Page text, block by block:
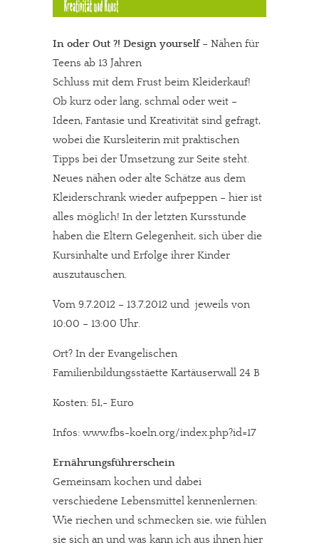
In oder Out ?! Design yourself– Nähen für
Teens ab 13 Jahren
Schluss mit dem Frust beim Kleiderkauf!
Ob kurz oder lang, schmal oder weit –
Ideen, Fantasie und Kreativität sind gefragt,
wobei die Kursleiterin mit praktischen
Tipps bei der Umsetzung zur Seite steht.
Neues nähen oder alte Schätze aus dem
Kleiderschrank wieder aufpeppen – hier ist
alles möglich! In der letzten Kursstunde
haben die Eltern Gelegenheit, sich über die
Kursinhalte und Erfolge ihrer Kinder
auszutauschen.
Vom 9.7.2012 – 13.7.2012 und jeweils von
10:00 – 13:00 Uhr.
Ort? In der Evangelischen
Familienbildungsstäette Kartäuserwall 24 B
Kosten: 51,- Euro
Infos: www.fbs-koeln.org/index.php?id=17
Ernährungsführerschein
Gemeinsam kochen und dabei
verschiedene Lebensmittel kennenlernen:
Wie riechen und schmecken sie, wie fühlen
sie sich an und was kann ich aus ihnen hier